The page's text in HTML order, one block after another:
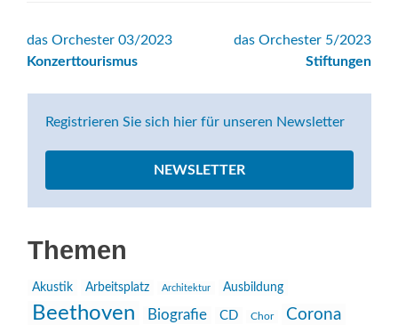
Beitrags-
das Orchester 03/2023
Konzerttourismus
das Orchester 5/2023
Stiftungen
Registrieren Sie sich hier für unseren Newsletter
NEWSLETTER
Themen
Akustik Arbeitsplatz Architektur Ausbildung
Beethoven Biografie CD Chor Corona